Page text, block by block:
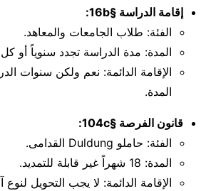
إقامة الدراسة §16b:
الفئة: طلاب الجامعات والمعاهد.
المدة: مدة الدراسة تجدد سنوياً أو
الإقامة الدائمة: نعم ولكن سنوات
المدة.
قانون الفرصة §104c:
الفئة: حاملو Duldung القدامى.
المدة: 18 شهراً غير قابلة للتمديد.
الإقامة الدائمة: لا يجب التحويل لنوع